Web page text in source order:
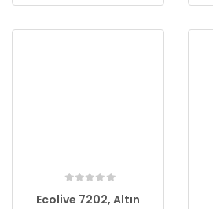
Ecolive 7202, Altın